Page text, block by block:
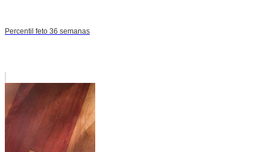
Percentil feto 36 semanas